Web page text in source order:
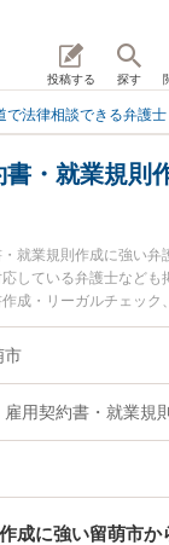
投稿する 探す
で法律相談できる弁護士
・就業規則
就業規則作成に強い弁
している弁護士なども
成・リーガルチェック
み検索もでき便利です
のプロフィール情報や弁
弁護士を検索したい』
できる留萌市内の弁護
すめです。
市
雇用契約書・就業規
成に強い留萌市